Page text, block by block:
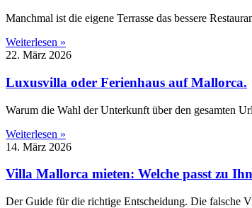
Manchmal ist die eigene Terrasse das bessere
Weiterlesen »
22. März 2026
Luxusvilla oder Ferienhaus auf Mallorca.
Warum die Wahl der Unterkunft über den gesamten
Weiterlesen »
14. März 2026
Villa Mallorca mieten: Welche passt zu
Der Guide für die richtige Entscheidung. Die falsche